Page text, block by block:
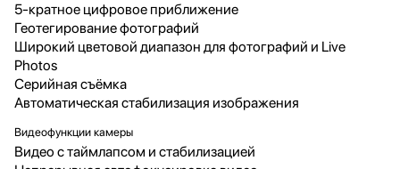
5-кратное цифровое приближение
Геотегирование фотографий
Широкий цветовой диапазон для фотографий и Live
Photos
Серийная съëмка
Автоматическая стабилизация изображения
Видеофункции камеры
Видео с таймлапсом и стабилизацией